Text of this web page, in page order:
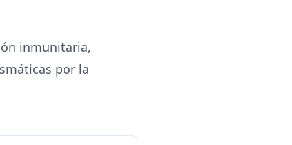
inmunitaria,
por la